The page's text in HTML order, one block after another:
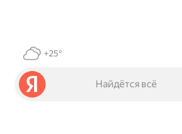
+25°
Найдётся всё